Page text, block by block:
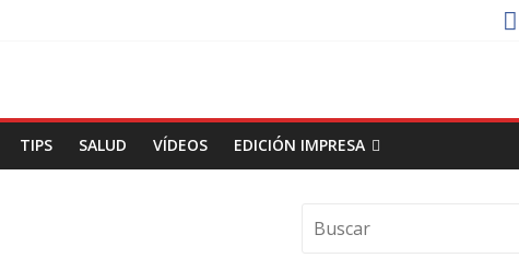
TIPS SALUD VÍDEOS EDICIÓN IMPRESA